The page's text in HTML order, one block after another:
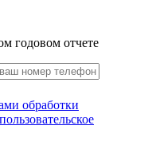
годовом отчете
обработки
пользовательское